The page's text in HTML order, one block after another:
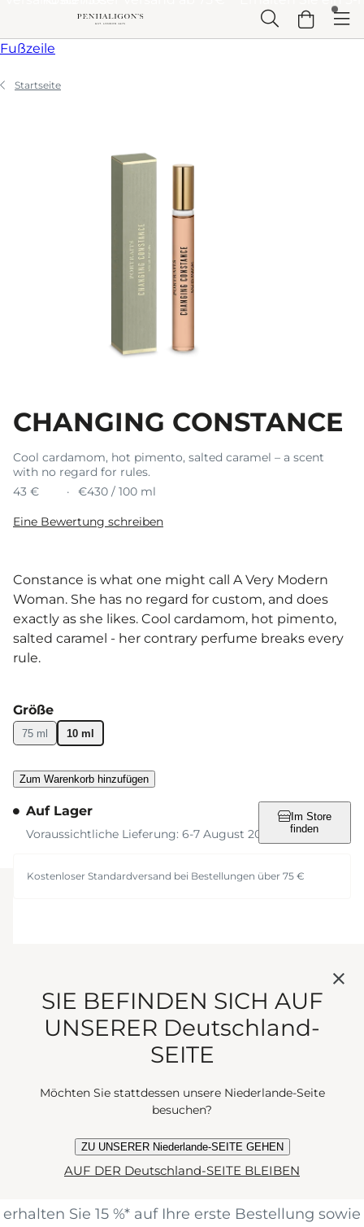
Weiter zu Überschrift Weiter zu Hauptinhalt
Weiter zu
Fußzeile
Startseite
CHANGING CONSTANCE
Cool cardamom, hot pimento, salted caramel – a scent
with no regard for rules.
43 €
€430 / 100 ml
Eine Bewertung schreiben
Constance is what one might call A Very Modern
Woman. She has no regard for custom, and does
exactly as she likes. Cool cardamom, hot pimento,
salted caramel - her contrary perfume breaks every
rule.
Größe
75 ml 10 ml
Zum Warenkorb hinzufügen
Auf Lager
Voraussichtliche Lieferung: 6-7 August 2026
Im Store
finden
Kostenloser Standardversand bei Bestellungen über 75 €
TRETEN SIE DEM
OLFAKTIVEN
CLUB BEI
Werden Sie Mitglied der Olfactive Society und
erhalten Sie 15 %* auf Ihre erste Bestellung sowie
SIE BEFINDEN SICH AUF
UNSERER Deutschland-
SEITE
Möchten Sie stattdessen unsere Niederlande-Seite
besuchen?
ZU UNSERER Niederlande-SEITE GEHEN
AUF DER Deutschland-SEITE BLEIBEN